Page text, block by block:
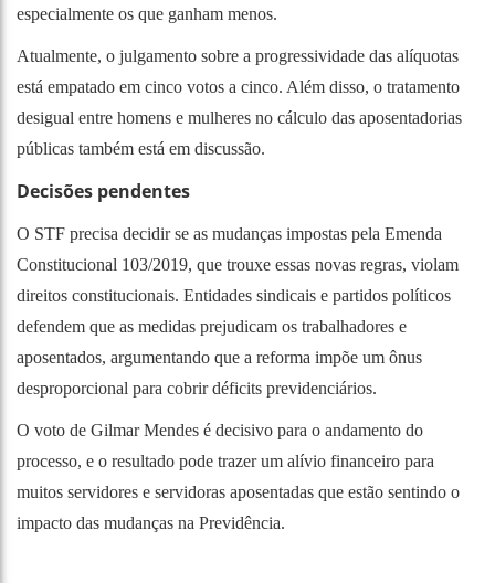
especialmente os que ganham menos.
Atualmente, o julgamento sobre a progressividade das alíquotas
está empatado em cinco votos a cinco. Além disso, o tratamento
desigual entre homens e mulheres no cálculo das aposentadorias
públicas também está em discussão.
Decisões pendentes
O STF precisa decidir se as mudanças impostas pela Emenda
Constitucional 103/2019, que trouxe essas novas regras, violam
direitos constitucionais. Entidades sindicais e partidos políticos
defendem que as medidas prejudicam os trabalhadores e
aposentados, argumentando que a reforma impõe um ônus
desproporcional para cobrir déficits previdenciários.
O voto de Gilmar Mendes é decisivo para o andamento do
processo, e o resultado pode trazer um alívio financeiro para
muitos servidores e servidoras aposentadas que estão sentindo o
impacto das mudanças na Previdência.